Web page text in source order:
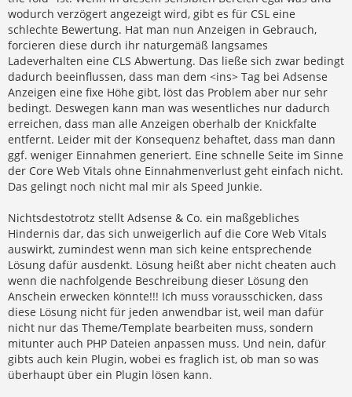
wodurch verzögert angezeigt wird, gibt es für CSL eine
schlechte Bewertung. Hat man nun Anzeigen in Gebrauch,
forcieren diese durch ihr naturgemäß langsames
Ladeverhalten eine CLS Abwertung. Das ließe sich zwar bedingt
dadurch beeinflussen, dass man dem <ins> Tag bei Adsense
Anzeigen eine fixe Höhe gibt, löst das Problem aber nur sehr
bedingt. Deswegen kann man was wesentliches nur dadurch
erreichen, dass man alle Anzeigen oberhalb der Knickfalte
entfernt. Leider mit der Konsequenz behaftet, dass man dann
ggf. weniger Einnahmen generiert. Eine schnelle Seite im Sinne
der Core Web Vitals ohne Einnahmenverlust geht einfach nicht.
Das gelingt noch nicht mal mir als Speed Junkie.
Nichtsdestotrotz stellt Adsense & Co. ein maßgebliches
Hindernis dar, das sich unweigerlich auf die Core Web Vitals
auswirkt, zumindest wenn man sich keine entsprechende
Lösung dafür ausdenkt. Lösung heißt aber nicht cheaten auch
wenn die nachfolgende Beschreibung dieser Lösung den
Anschein erwecken könnte!!! Ich muss vorausschicken, dass
diese Lösung nicht für jeden anwendbar ist, weil man dafür
nicht nur das Theme/Template bearbeiten muss, sondern
mitunter auch PHP Dateien anpassen muss. Und nein, dafür
gibts auch kein Plugin, wobei es fraglich ist, ob man so was
überhaupt über ein Plugin lösen kann.